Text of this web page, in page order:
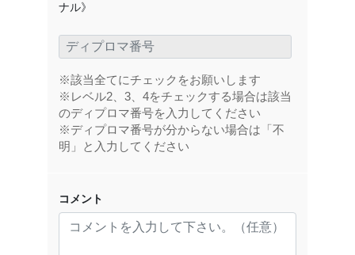
ナル》
※該当全てにチェックをお願いします
※レベル2、3、4をチェックする場合は該当
のディプロマ番号を入力してください
※ディプロマ番号が分からない場合は「不
明」と入力してください
コメント